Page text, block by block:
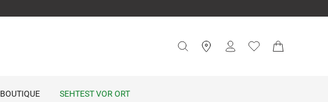
BOUTIQUE SEHTEST VOR ORT